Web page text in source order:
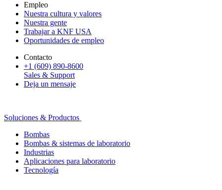
Empleo
Nuestra cultura y valores
Nuestra gente
Trabajar a KNF USA
Oportunidades de empleo
Contacto
+1 (609) 890-8600
Sales & Support
Deja un mensaje
Soluciones & Productos
Bombas
Bombas & sistemas de laboratorio
Industrias
Aplicaciones para laboratorio
Tecnología